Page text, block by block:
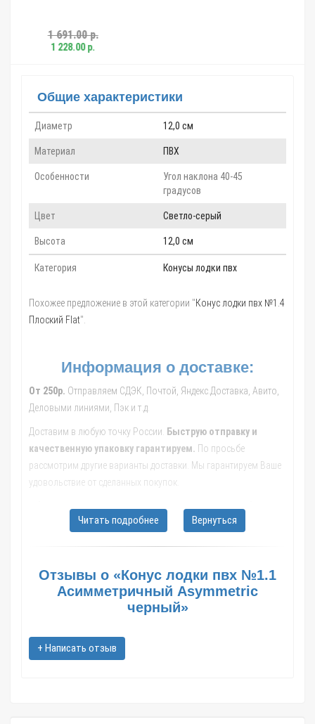
Общие характеристики
Диаметр 12,0 см
Материал ПВХ
Особенности
Угол наклона 40-45
градусов
Цвет Светло-серый
Высота 12,0 см
Категория Конусы лодки пвх
Похожее предложение в этой категории "Конус лодки пвх №1.4
Плоский Flat".
Информация о доставке:
От 250р. Отправляем СДЭК, Почтой, Яндекс.Доставка, Авито,
Деловыми линиями, Пэк и т.д.
Доставим в любую точку России.
Быструю отправку и
качественную упаковку гарантируем. По просьбе
рассмотрим другие варианты доставки. Мы гарантируем Ваше
удовольствие от сделанных покупок.
транспортной компании, рассчитают стоимость и сроки
Екатеринбург; Казань; Нижний Новгород; Челябинск; Самара;
Омск; Ростов-на-Дону; Уфа; Красноярск; Воронеж; Пермь;
Волгоград; Краснодар; Саратов; Тюмень; Тольятти; Ижевск;
Киров; Калининград; Тверь; Иваново и другие областные
Читать подробнее Вернуться
Отзывы о «Конус лодки пвх №1.1
Асимметричный Asymmetric
черный»
+ Написать отзыв